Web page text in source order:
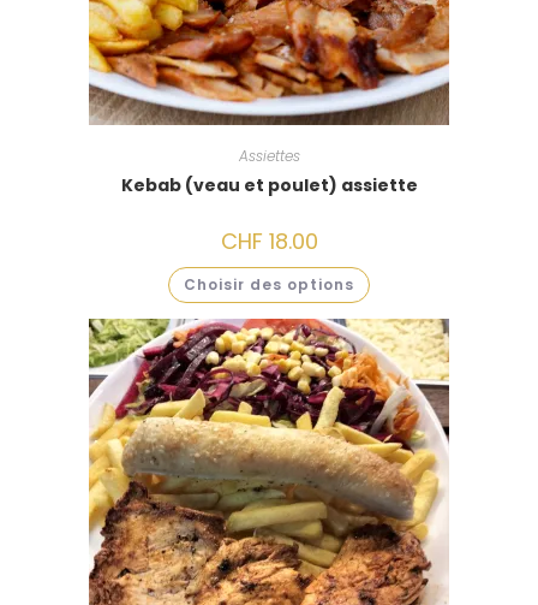
Assiettes
Kebab (veau et poulet) assiette
CHF 18.00
Choisir des options